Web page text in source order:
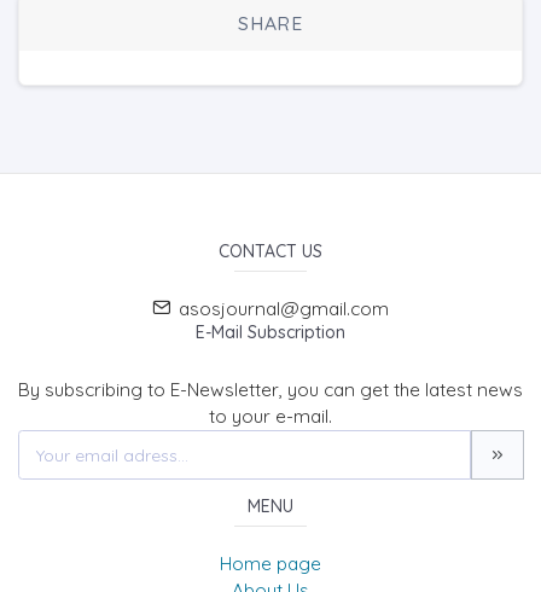
SHARE
CONTACT US
asosjournal@gmail.com
E-Mail Subscription
By subscribing to E-Newsletter, you can get the latest news
to your e-mail.
MENU
Home page